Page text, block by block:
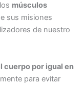
músculos
sus misiones
de nuestro
cuerpo por igual en
para evitar